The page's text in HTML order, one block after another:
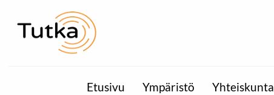
Etusivu Ympäristö Yhteiskunta